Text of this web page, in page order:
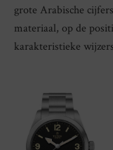
grote Arabische
materiaal, op de
karakteristieke